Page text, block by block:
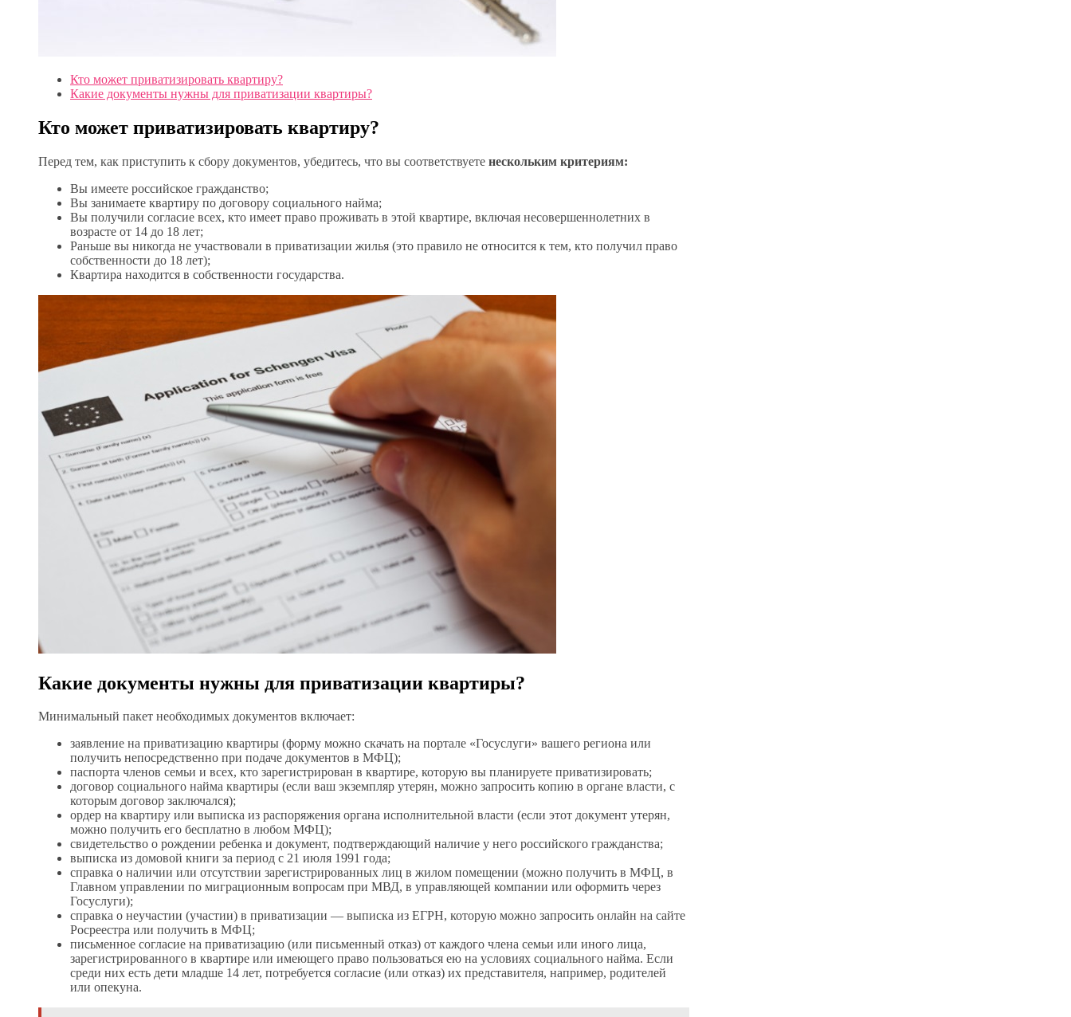
Кто может приватизировать квартиру?
Какие документы нужны для приватизации квартиры?
Кто может приватизировать квартиру?
Перед тем, как приступить к сбору документов, убедитесь, что вы соответствуете нескольким критериям:
Вы имеете российское гражданство;
Вы занимаете квартиру по договору социального найма;
Вы получили согласие всех, кто имеет право проживать в этой квартире, включая несовершеннолетних в
возрасте от 14 до 18 лет;
Раньше вы никогда не участвовали в приватизации жилья (это правило не относится к тем, кто получил право
собственности до 18 лет);
Квартира находится в собственности государства.
Какие документы нужны для приватизации квартиры?
Минимальный пакет необходимых документов включает:
заявление на приватизацию квартиры (форму можно скачать на портале «Госуслуги» вашего региона или
получить непосредственно при подаче документов в МФЦ);
паспорта членов семьи и всех, кто зарегистрирован в квартире, которую вы планируете приватизировать;
договор социального найма квартиры (если ваш экземпляр утерян, можно запросить копию в органе власти, с
которым договор заключался);
ордер на квартиру или выписка из распоряжения органа исполнительной власти (если этот документ утерян,
можно получить его бесплатно в любом МФЦ);
свидетельство о рождении ребенка и документ, подтверждающий наличие у него российского гражданства;
выписка из домовой книги за период с 21 июля 1991 года;
справка о наличии или отсутствии зарегистрированных лиц в жилом помещении (можно получить в МФЦ, в
Главном управлении по миграционным вопросам при МВД, в управляющей компании или оформить через
Госуслуги);
справка о неучастии (участии) в приватизации — выписка из ЕГРН, которую можно запросить онлайн на сайте
Росреестра или получить в МФЦ;
письменное согласие на приватизацию (или письменный отказ) от каждого члена семьи или иного лица,
зарегистрированного в квартире или имеющего право пользоваться ею на условиях социального найма. Если
среди них есть дети младше 14 лет, потребуется согласие (или отказ) их представителя, например, родителей
или опекуна.